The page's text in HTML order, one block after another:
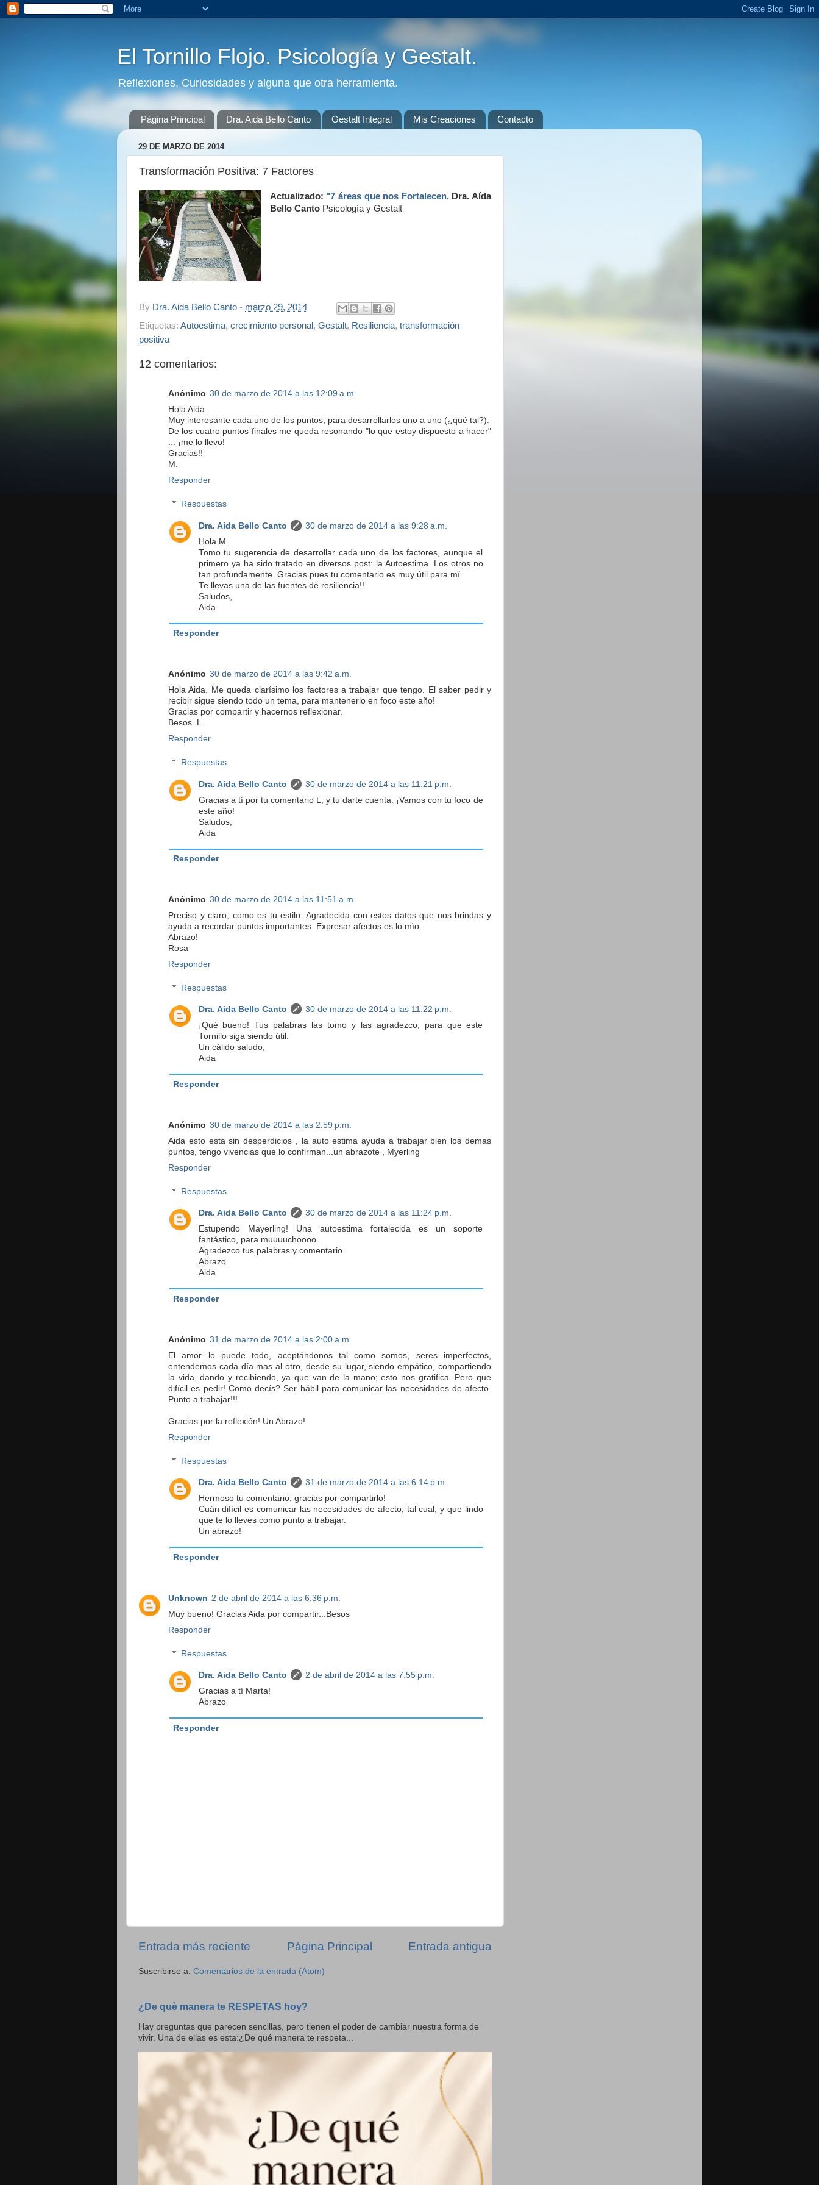
El Tornillo Flojo. Psicología y Gestalt.
Reflexiones, Curiosidades y alguna que otra herramienta.
Página Principal Dra. Aida Bello Canto Gestalt Integral Mis Creaciones Contacto
29 DE MARZO DE 2014
Transformación Positiva: 7 Factores
Actualizado: "7 áreas que nos Fortalecen. Dra. Aída
Bello CantoPsicología y Gestalt
By Dra. Aida Bello Canto - marzo 29, 2014
Etiquetas: Autoestima, crecimiento personal , Gestalt, Resiliencia, transformación
positiva
12 comentarios:
Anónimo 30 de marzo de 2014 a las 12:09 a.m.
Hola Aida.
Muy interesante cada uno de los puntos; para desarrollarlos uno a uno (¿qué tal?).
De los cuatro puntos finales me queda resonando "lo que estoy dispuesto a hacer"
... ¡me lo llevo!
Gracias!!
M.
Responder
Respuestas
Dra. Aida Bello Canto
30 de marzo de 2014 a las 9:28 a.m.
Hola M.
Tomo tu sugerencia de desarrollar cada uno de los factores, aunque el
primero ya ha sido tratado en diversos post: la Autoestima. Los otros no
tan profundamente. Gracias pues tu comentario es muy útil para mí.
Te llevas una de las fuentes de resiliencia!!
Saludos,
Aida
Responder
Anónimo 30 de marzo de 2014 a las 9:42 a.m.
Hola Aida. Me queda clarísimo los factores a trabajar que tengo. El saber pedir y
recibir sigue siendo todo un tema, para mantenerlo en foco este año!
Gracias por compartir y hacernos reflexionar.
Besos. L.
Responder
Respuestas
Dra. Aida Bello Canto
30 de marzo de 2014 a las 11:21 p.m.
Gracias a tí por tu comentario L, y tu darte cuenta. ¡Vamos con tu foco de
este año!
Saludos,
Aida
Responder
Anónimo 30 de marzo de 2014 a las 11:51 a.m.
Preciso y claro, como es tu estilo. Agradecida con estos datos que nos brindas y
ayuda a recordar puntos importantes. Expresar afectos es lo mìo.
Abrazo!
Rosa
Responder
Respuestas
Dra. Aida Bello Canto
30 de marzo de 2014 a las 11:22 p.m.
¡Qué bueno! Tus palabras las tomo y las agradezco, para que este
Tornillo siga siendo útil.
Un cálido saludo,
Aida
Responder
Anónimo 30 de marzo de 2014 a las 2:59 p.m.
Aida esto esta sin desperdicios , la auto estima ayuda a trabajar bien los demas
puntos, tengo vivencias que lo confirman...un abrazote , Myerling
Responder
Respuestas
Dra. Aida Bello Canto
30 de marzo de 2014 a las 11:24 p.m.
Estupendo Mayerling! Una autoestima fortalecida es un soporte
fantástico, para muuuuchoooo.
Agradezco tus palabras y comentario.
Abrazo
Aida
Responder
Anónimo 31 de marzo de 2014 a las 2:00 a.m.
El amor lo puede todo, aceptándonos tal como somos, seres imperfectos,
entendemos cada día mas al otro, desde su lugar, siendo empático, compartiendo
la vida, dando y recibiendo, ya que van de la mano; esto nos gratifica. Pero que
difícil es pedir! Como decís? Ser hábil para comunicar las necesidades de afecto.
Punto a trabajar!!!
Gracias por la reflexión! Un Abrazo!
Responder
Respuestas
Dra. Aida Bello Canto
31 de marzo de 2014 a las 6:14 p.m.
Hermoso tu comentario; gracias por compartirlo!
Cuán difícil es comunicar las necesidades de afecto, tal cual, y que lindo
que te lo lleves como punto a trabajar.
Un abrazo!
Responder
Unknown 2 de abril de 2014 a las 6:36 p.m.
Muy bueno! Gracias Aida por compartir...Besos
Responder
Respuestas
Dra. Aida Bello Canto
2 de abril de 2014 a las 7:55 p.m.
Gracias a tí Marta!
Abrazo
Responder
Entrada más reciente Entrada antigua
Página Principal
Suscribirse a: Comentarios de la entrada (Atom)
¿De què manera te RESPETAS hoy?
Hay preguntas que parecen sencillas, pero tienen el poder de cambiar nuestra forma de
vivir. Una de ellas es esta:¿De qué manera te respeta...